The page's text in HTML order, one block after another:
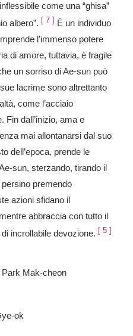
come una “ghisa”
albero”.
7
È un individuo
l’immenso potere
di amore, tuttavia, è fragile
un sorriso di Ae-sun può
lacrime sono altrettanto
come l’acciaio
Fin dall’inizio, ama e
mai allontanarsi dal suo
dell’epoca, prende le
sun, sterzando, tirando il
premendo
azioni sfidano il
abbraccia con tutto il
incrollabile devozione.
5
Park Mak-cheon
ok